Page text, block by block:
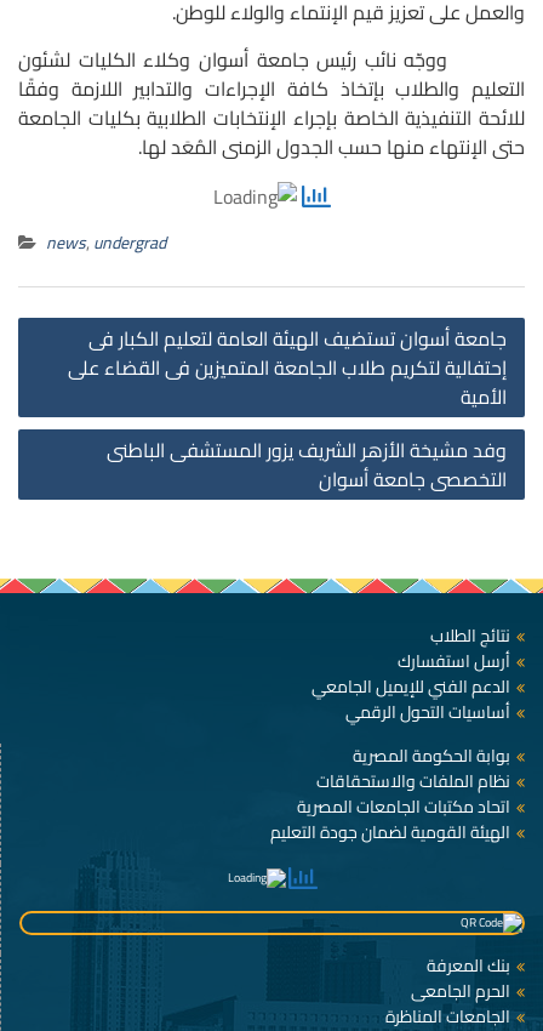
والعمل على تعزيز قيم الإنتماء والولاء للوطن.
ووجّه نائب رئيس جامعة أسوان وكلاء الكليات لشئون
التعليم والطلاب بإتخاذ كافة الإجراءات والتدابير اللازمة وفقًا
للائحة التنفيذية الخاصة بإجراء الإنتخابات الطلابية بكليات الجامعة
حتى الإنتهاء منها حسب الجدول الزمنى المُعَد لها.
news,undergrad
جامعة أسوان تستضيف الهيئة العامة لتعليم الكبار فى
إحتفالية لتكريم طلاب الجامعة المتميزين فى القضاء على
الأمية
وفد مشيخة الأزهر الشريف يزور المستشفى الباطنى
التخصصى جامعة أسوان
نتائج الطلاب
أرسل استفسارك
الدعم الفني للإيميل الجامعي
أساسيات التحول الرقمي
بوابة الحكومة المصرية
نظام الملفات والاستحقاقات
اتحاد مكتبات الجامعات المصرية
الهيئة القومية لضمان جودة التعليم
بنك المعرفة
الحرم الجامعى
الجامعات المناظرة